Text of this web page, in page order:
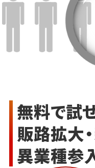
無料で試
販路拡大
異業種参